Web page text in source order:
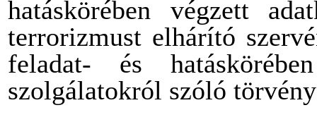
hatáskörében végzett
terrorizmust elhárító
feladat- és
szolgálatokról szóló